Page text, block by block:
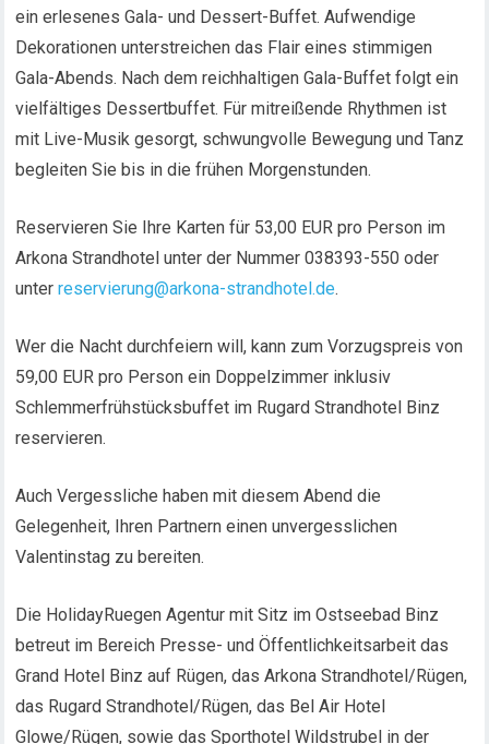
ein erlesenes Gala- und Dessert-Buffet. Aufwendige
Dekorationen unterstreichen das Flair eines stimmigen
Gala-Abends. Nach dem reichhaltigen Gala-Buffet folgt ein
vielfältiges Dessertbuffet. Für mitreißende Rhythmen ist
mit Live-Musik gesorgt, schwungvolle Bewegung und Tanz
begleiten Sie bis in die frühen Morgenstunden.
Reservieren Sie Ihre Karten für 53,00 EUR pro Person im
Arkona Strandhotel unter der Nummer 038393-550 oder
unterreservierung@arkona-strandhotel.de.
Wer die Nacht durchfeiern will, kann zum Vorzugspreis von
59,00 EUR pro Person ein Doppelzimmer inklusiv
Schlemmerfrühstücksbuffet im Rugard Strandhotel Binz
reservieren.
Auch Vergessliche haben mit diesem Abend die
Gelegenheit, Ihren Partnern einen unvergesslichen
Valentinstag zu bereiten.
Die HolidayRuegen Agentur mit Sitz im Ostseebad Binz
betreut im Bereich Presse- und Öffentlichkeitsarbeit das
Grand Hotel Binz auf Rügen, das Arkona Strandhotel/Rügen,
das Rugard Strandhotel/Rügen, das Bel Air Hotel
Glowe/Rügen, sowie das Sporthotel Wildstrubel in der